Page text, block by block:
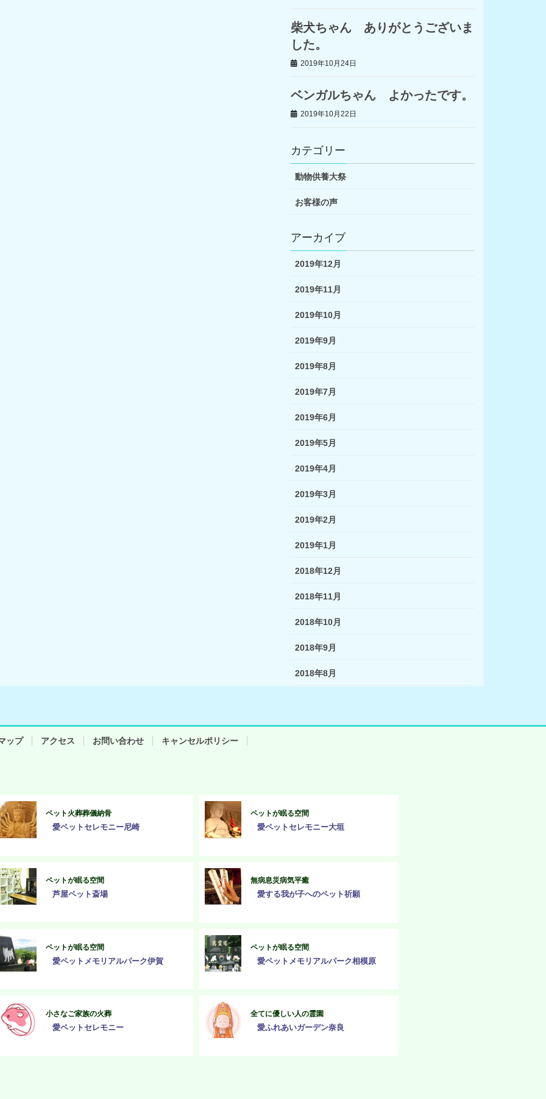
柴犬ちゃん ありがとうございま
した。
2019年10月24日
ベンガルちゃん よかったです。
2019年10月22日
カテゴリー
動物供養大祭
お客様の声
アーカイブ
2019年12月
2019年11月
2019年10月
2019年9月
2019年8月
2019年7月
2019年6月
2019年5月
2019年4月
2019年3月
2019年2月
2019年1月
2018年12月
2018年11月
2018年10月
2018年9月
2018年8月
ップ アクセス お問い合わせ キャンセルポリシー
ペット火葬葬儀納骨
愛ペットセレモニー尼崎
ペットが眠る空間
愛ペットセレモニー大垣
ペットが眠る空間
芦屋ペット斎場
無病息災病気平癒
愛する我が子へのペット祈願
ペットが眠る空間
愛ペットメモリアルパーク伊賀
ペットが眠る空間
愛ペットメモリアルパーク相模原
小さなご家族の火葬
愛ペットセレモニー
全てに優しい人の霊園
愛ふれあいガーデン奈良